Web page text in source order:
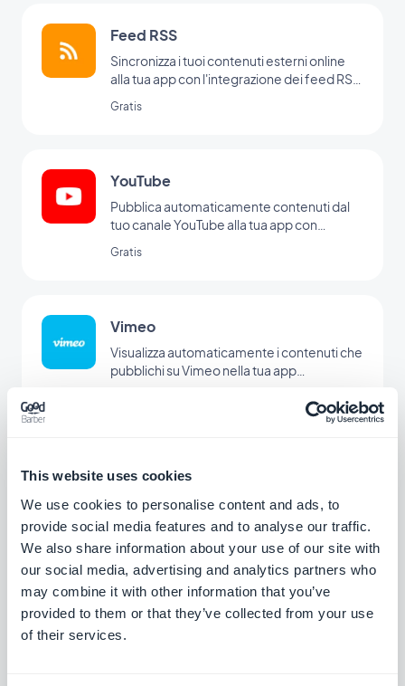
This website uses cookies
We use cookies to personalise content and ads, to
provide social media features and to analyse our traffic.
We also share information about your use of our site with
our social media, advertising and analytics partners who
may combine it with other information that you’ve
provided to them or that they’ve collected from your use
of their services.
Feed RSS
Sincronizza i tuoi contenuti esterni online
alla tua app con l'integrazione dei feed RSS
Gratis
YouTube
Pubblica automaticamente contenuti dal
tuo canale YouTube alla tua app con
Gratis
Vimeo
Visualizza automaticamente i contenuti che
pubblichi su Vimeo nella tua app
una sincronizzazione in tempo reale delle
Feed Podcast
Permetti ai tuoi utenti di accedere
direttamente ai tuoi podcast.
Gratis
Feed di video personalizzato
Distribuisci contenuti esterni creando il tuo